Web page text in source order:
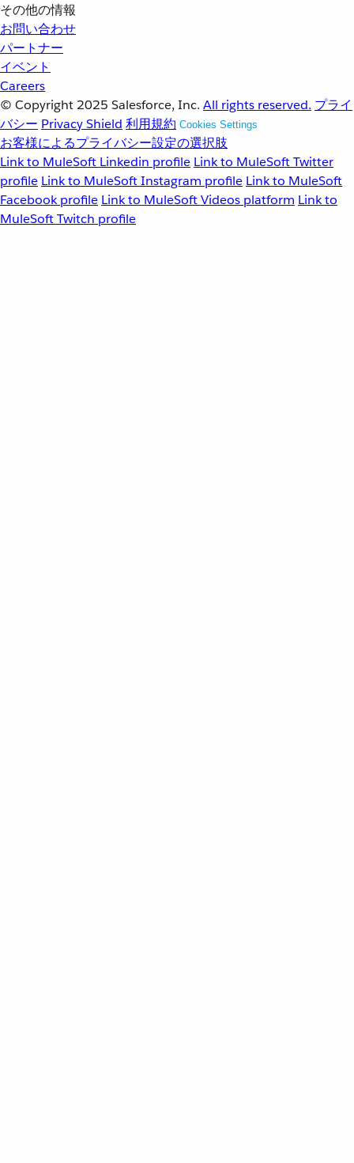
その他の情報
お問い合わせ
パートナー
イベント
Careers
© Copyright 2025 Salesforce, Inc. All rights reserved. プライ
バシー Privacy Shield 利用規約 Cookies Settings
お客様によるプライバシー設定の選択肢
Link to MuleSoft Linkedin profile Link to MuleSoft Twitter
profile Link to MuleSoft Instagram profile Link to MuleSoft
Facebook profile Link to MuleSoft Videos platform Link to
MuleSoft Twitch profile